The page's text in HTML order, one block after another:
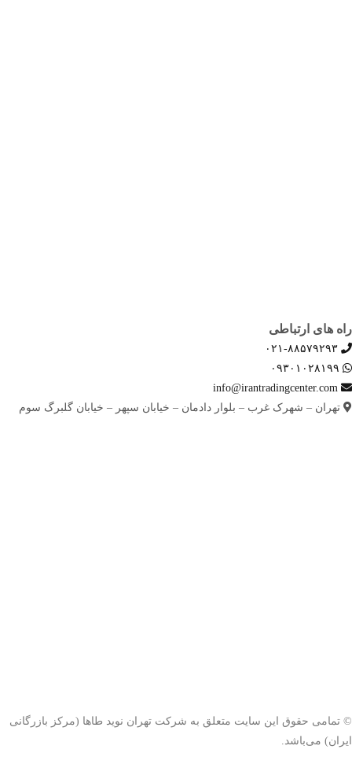
راه های ارتباطی
۰۲۱-۸۸۵۷۹۲۹۳
۰۹۳۰۱۰۲۸۱۹۹
info@irantradingcenter.com
تهران – شهرک غرب – بلوار دادمان – خیابان سپهر – خیابان گلبرگ سوم
© تمامی حقوق این سایت متعلق به شرکت تهران نوید طاها (مرکز بازرگانی
ایران) می‌باشد.